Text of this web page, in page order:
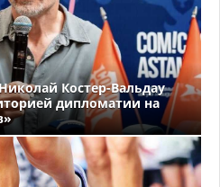
Костер-Вальдау
дипломатии на